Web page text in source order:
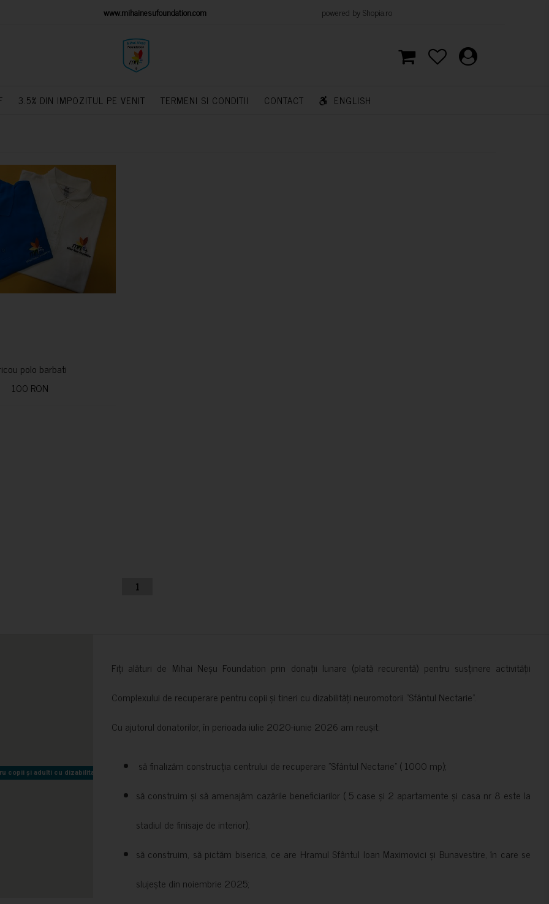
PLATFORM www.mihainesufoundation.com powered by Shopia.ro
3.5% DIN IMPOZITUL PE VENIT TERMENI SI CONDITII CONTACT ENGLISH
polo barbati
100 RON
1
copii și adulti cu dizabilitati neuromotorii Sfântul Nectarie
copii și adulti cu dizabilitati neuromotorii Sfântul Nectarie
Fiți alături de Mihai Neșu Foundation prin donații lunare (plată recurentă) pentru susținere activității
Complexului de recuperare pentru copii și tineri cu dizabilități neuromotorii ”Sfântul Nectarie”.
Cu ajutorul donatorilor, în perioada iulie 2020-iunie 2026 am reușit:
să finalizăm construcția centrului de recuperare ”Sfântul Nectarie” ( 1000 mp);
să construim și să amenajăm cazările beneficiarilor ( 5 case și 2 apartamente și casa nr 8 este la
stadiul de finisaje de interior);
să construim, să pictăm biserica, ce are Hramul Sfântul Ioan Maximovici și Bunavestire, în care se
slujește din noiembrie 2025;